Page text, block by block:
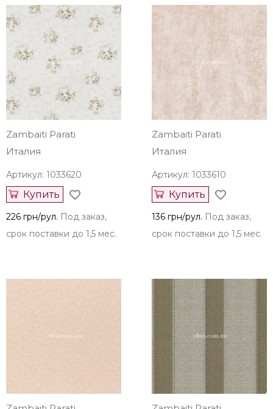
Zambaiti Parati
Италия
Артикул: 1033620
Купить
226 грн/рул. Под заказ,
срок поставки до 1,5 мес.
Zambaiti Parati
Италия
Артикул: 1033610
Купить
136 грн/рул. Под заказ,
срок поставки до 1,5 мес.